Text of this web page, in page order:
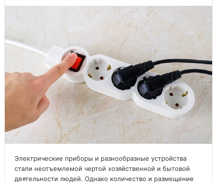
Электрические приборы и разнообразные устройства
стали неотъемлемой чертой хозяйственной и бытовой
деятельности людей. Однако количество и размещение